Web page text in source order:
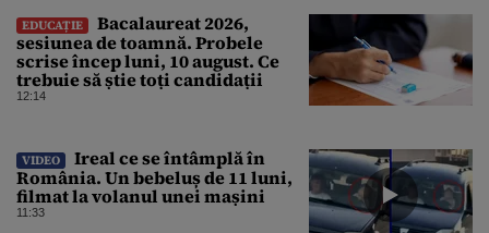
EDUCAȚIE
Bacalaureat 2026,
sesiunea de toamnă. Probele
scrise încep luni, 10 august. Ce
trebuie să știe toți candidații
12:14
VIDEO
Ireal ce se întâmplă în
România. Un bebeluș de 11 luni,
filmat la volanul unei mașini
11:33